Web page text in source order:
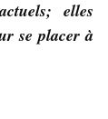
elles
se placer à